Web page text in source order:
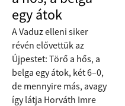
egy átok
A Vaduz elleni siker
révén elővettük az
Újpestet: Törő a hős, a
belga egy átok, két 6–0,
de mennyire más, avagy
így látja Horváth Imre